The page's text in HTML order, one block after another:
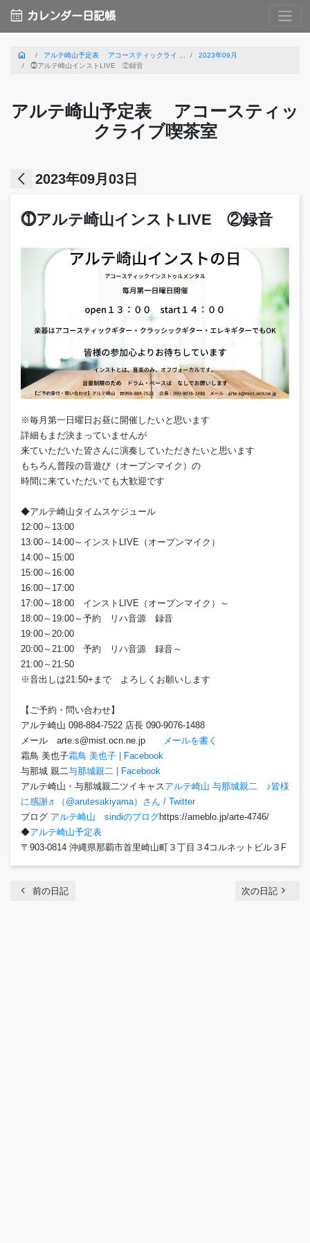
calendar_month カレンダー日記帳
home アルテ崎山予定表 アコースティックライ ...
2023年09月
⓵アルテ崎山インストLIVE ②録音
アルテ崎山予定表 アコースティッ
クライブ喫茶室
arrow_back_ios 2023年09月03日
⓵アルテ崎山インストLIVE ②録音
※毎月第一日曜日お昼に開催したいと思います
詳細もまだ決まっていませんが
来ていただいた皆さんに演奏していただきたいと思います
もちろん普段の音遊び（オープンマイク）の
時間に来ていただいても大歓迎です
◆アルテ崎山タイムスケジュール
12:00～13:00
13:00～14:00～インストLIVE（オープンマイク）
14:00～15:00
15:00～16:00
16:00～17:00
17:00～18:00 インストLIVE（オープンマイク）～
18:00～19:00～予約 リハ音源 録音
19:00～20:00
20:00～21:00 予約 リハ音源 録音～
21:00～21:50
※音出しは21:50+まで よろしくお願いします
【ご予約・問い合わせ】
アルテ崎山 098-884-7522 店長 090-9076-1488
メール arte.s@mist.ocn.ne.jp
メールを書く
霜鳥 美也子霜鳥 美也子 | Facebook
与那城 親二与那城親二 | Facebook
アルテ崎山・与那城親二ツイキャス アルテ崎山 与那城親二 ♪皆様
に感謝♬（@arutesakiyama）さん / Twitter
ブログ アルテ崎山 sindiのブログhttps://ameblo.jp/arte-4746/
◆アルテ崎山予定表
〒903-0814 沖縄県那覇市首里崎山町３丁目３4コルネットビル３F
chevron_left 前の日記 次の日記 navigate_next